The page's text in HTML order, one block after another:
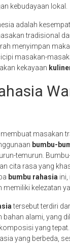
kebudayaan lokal.
adalah
tradisional
menyimpan
masakan-
kekayaan
masakan
bumbu-
temurun.
cita rasa yang
bumbu rahasia
memiliki kelezatan
tersebut terdiri
bahan alami, yang
yang
yang berbeda,